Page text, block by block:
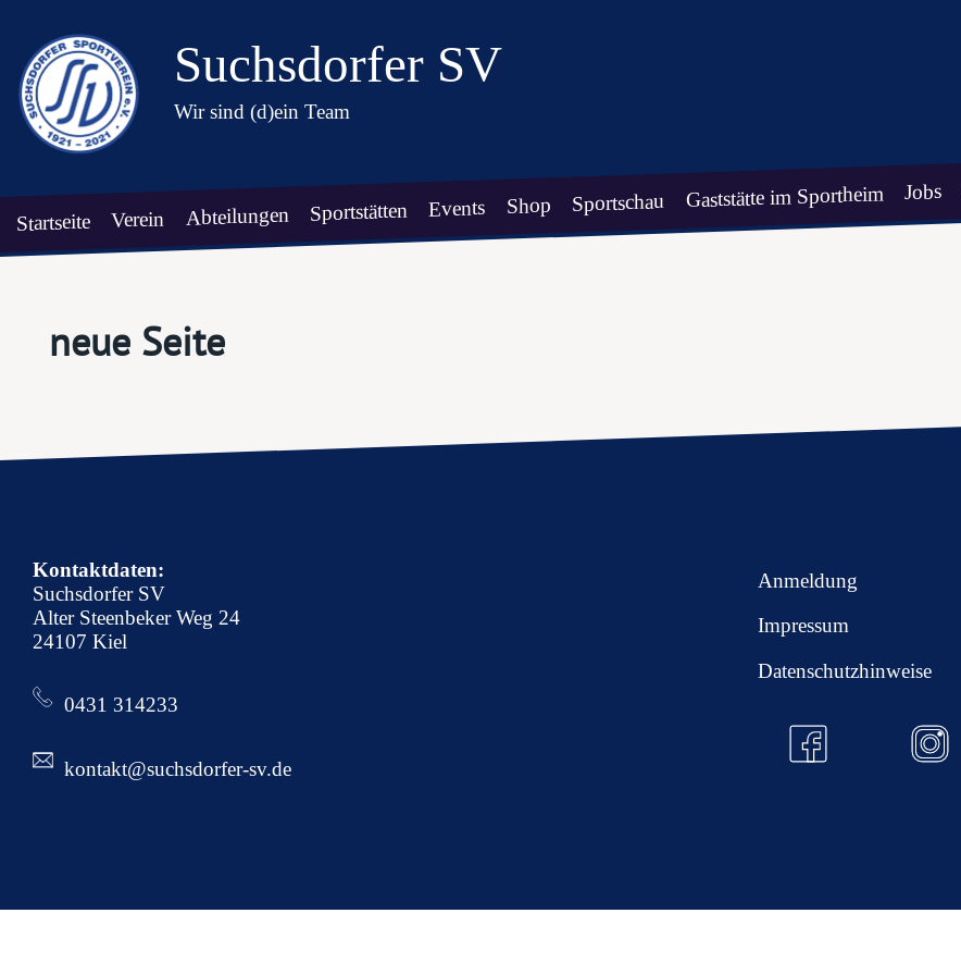
Suchsdorfer SV
Wir sind (d)ein Team
Startseite Verein Abteilungen Sportstätten Events Shop Sportschau Gaststätte im Sportheim Jobs
neue Seite
Kontaktdaten:
Suchsdorfer SV
Alter Steenbeker Weg 24
24107 Kiel
0431 314233
kontakt@suchsdorfer-sv.de
Anmeldung
Impressum
Datenschutzhinweise